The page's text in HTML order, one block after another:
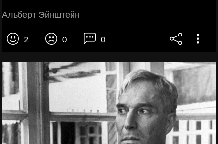
Альберт Эйнштейн
2 0 0